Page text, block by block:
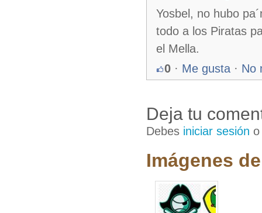
Yosbel, no hubo
todo a los Piratas
el Mella.
0 · Me gusta · No
Deja tu
Debes iniciar sesión
Imágenes